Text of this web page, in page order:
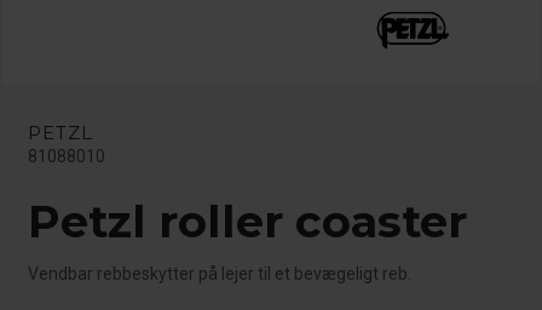
PETZL
81088010
Petzl roller coaster
Vendbar rebbeskytter på lejer til et bevægeligt reb.